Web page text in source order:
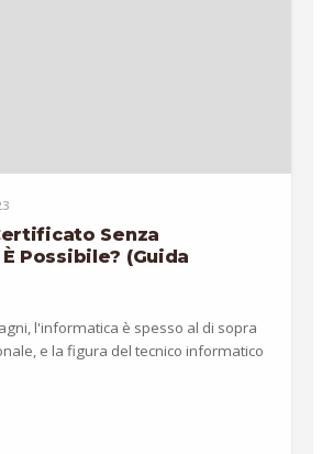
Senza
Possibile? (Guida
l'informatica è spesso al di sopra
e la figura del tecnico informatico